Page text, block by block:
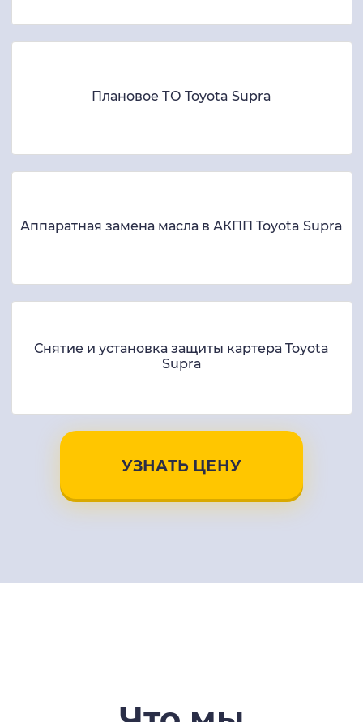
Плановое ТО Toyota Supra
Аппаратная замена масла в АКПП Toyota Supra
Снятие и установка защиты картера Toyota
Supra
УЗНАТЬ ЦЕНУ